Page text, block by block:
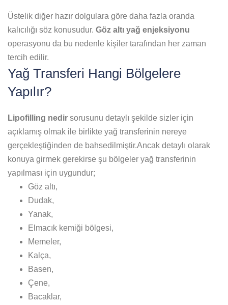
Üstelik diğer hazır dolgulara göre daha fazla oranda
kalıcılığı söz konusudur. Göz altı yağ enjeksiyonu
operasyonu da bu nedenle kişiler tarafından her zaman
tercih edilir.
Yağ Transferi Hangi Bölgelere
Yapılır?
Lipofilling nedir sorusunu detaylı şekilde sizler için
açıklamış olmak ile birlikte yağ transferinin nereye
gerçekleştiğinden de bahsedilmiştir.Ancak detaylı olarak
konuya girmek gerekirse şu bölgeler yağ transferinin
yapılması için uygundur;
Göz altı,
Dudak,
Yanak,
Elmacık kemiği bölgesi,
Memeler,
Kalça,
Basen,
Çene,
Bacaklar,